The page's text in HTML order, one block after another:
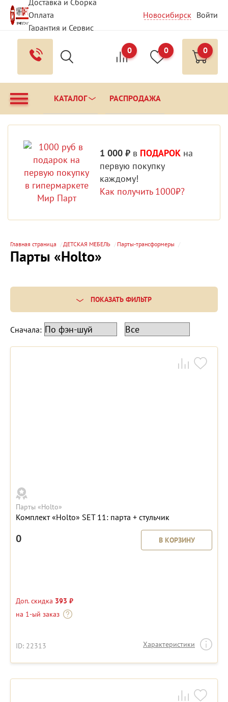
Доставка и Сборка
Оплата
Гарантия и Сервис
Вопрос - Ответ
Контакты
Новосибирск Войти
0 0 0
КАТАЛОГ РАСПРОДАЖА
1 000 ₽ в ПОДАРОК на
первую покупку
каждому!
Как получить 1000₽?
Главная страница ДЕТСКАЯ МЕБЕЛЬ Парты-трансформеры
Парты «Holto»
ПОКАЗАТЬ ФИЛЬТР
Сначала:
Парты «Holto»
Комплект «Holto» SET 11: парта + стульчик
0 В КОРЗИНУ
Доп. скидка 393 ₽
на 1-ый заказ
ID: 22313 Характеристики